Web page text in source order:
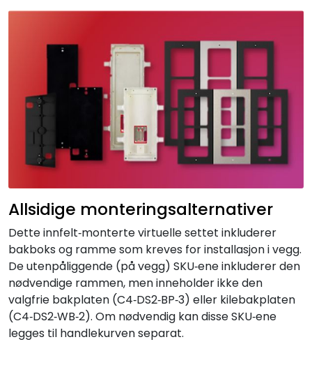
Allsidige monteringsalternativer
Dette innfelt‑monterte virtuelle settet inkluderer
bakboks og ramme som kreves for installasjon i vegg.
De utenpåliggende (på vegg) SKU‑ene inkluderer den
nødvendige rammen, men inneholder ikke den
valgfrie bakplaten (C4‑DS2‑BP‑3) eller kilebakplaten
(C4‑DS2‑WB‑2). Om nødvendig kan disse SKU‑ene
legges til handlekurven separat.